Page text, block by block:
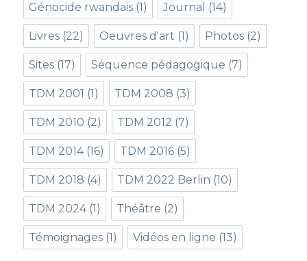
Génocide rwandais (1) Journal (14)
Livres (22) Oeuvres d'art (1) Photos (2)
Sites (17) Séquence pédagogique (7)
TDM 2001 (1) TDM 2008 (3)
TDM 2010 (2) TDM 2012 (7)
TDM 2014(16) TDM 2016 (5)
TDM 2018 (4) TDM 2022 Berlin (10)
TDM 2024(1) Théâtre (2)
Témoignages (1) Vidéos en ligne (13)